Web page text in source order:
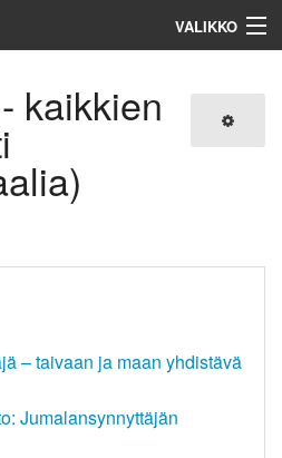
VALIKKO
kaikkien
– taivaan ja maan yhdistävä
Jumalansynnyttäjän